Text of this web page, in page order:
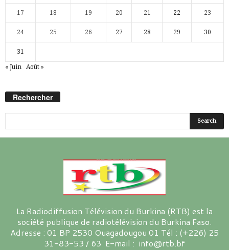
17 18 19 20 21 22 23
24 25 26 27 28 29 30
31
« Juin Août »
Rechercher
La Radiodiffusion Télévision du Burkina (RTB) est la
société publique de radiotélévision du Burkina Faso.
Adresse : 01 BP 2530 Ouagadougou 01 Tél : (+226) 25
31-83-53 / 63 E-mail : info@rtb.bf